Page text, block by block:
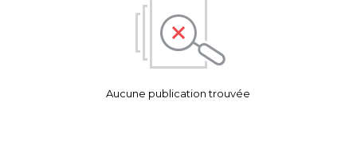
Aucune publication trouvée